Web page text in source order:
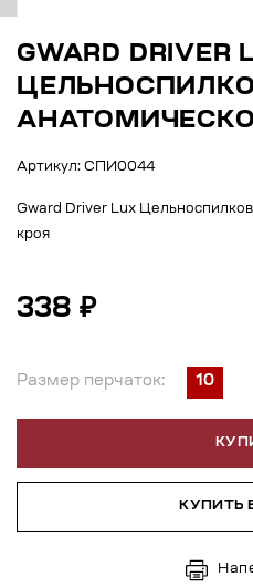
GWARD DRIVER
Артикул: СПИ0044
Gward Driver Lux
кроя
338 ₽
Размер перчаток: 10
КУПИТЬ